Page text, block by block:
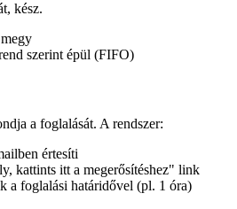
kész.
szerint épül (FIFO)
a foglalását. A rendszer:
értesíti
kattints itt a megerősítéshez" link
a foglalási határidővel (pl. 1 óra)